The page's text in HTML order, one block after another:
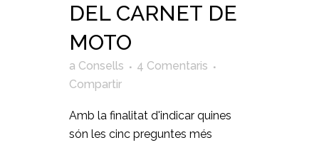
DEL CARNET DE
MOTO
a Consells
4 Comentaris
Compartir
Amb la finalitat d'indicar quines
són les cinc preguntes més